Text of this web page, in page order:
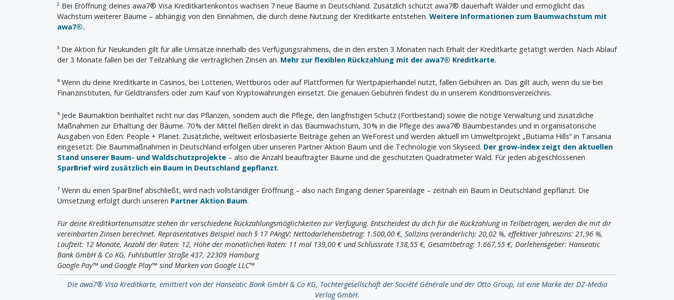
² Bei Eröffnung deines awa7® Visa Kreditkartenkontos wachsen 7 neue Bäume in Deutschland. Zusätzlich schützt awa7® dauerhaft Wälder und ermöglicht das
Wachstum weiterer Bäume – abhängig von den Einnahmen, die durch deine Nutzung der Kreditkarte entstehen. Weitere Informationen zum Baumwachstum mit
awa7®.
³ Die Aktion für Neukunden gilt für alle Umsätze innerhalb des Verfügungsrahmens, die in den ersten 3 Monaten nach Erhalt der Kreditkarte getätigt werden. Nach Ablauf
der 3 Monate fallen bei der Teilzahlung die vertraglichen Zinsen an. Mehr zur flexiblen Rückzahlung mit der awa7® Kreditkarte.
⁴ Wenn du deine Kreditkarte in Casinos, bei Lotterien, Wettbüros oder auf Plattformen für Wertpapierhandel nutzt, fallen Gebühren an. Das gilt auch, wenn du sie bei
Finanzinstituten, für Geldtransfers oder zum Kauf von Kryptowährungen einsetzt. Die genauen Gebühren findest du in unserem Konditionsverzeichnis.
⁵ Jede Baumaktion beinhaltet nicht nur das Pflanzen, sondern auch die Pflege, den langfristigen Schutz (Fortbestand) sowie die nötige Verwaltung und zusätzliche
Maßnahmen zur Erhaltung der Bäume. 70 % der Mittel fließen direkt in das Baumwachstum, 30 % in die Pflege des awa7® Baumbestandes und in organisatorische
Ausgaben von Eden: People + Planet. Zusätzliche, weltweit erlösbasierte Beiträge gehen an WeForest und werden aktuell im Umweltprojekt „Butiama Hills“ in Tansania
eingesetzt. Die Baummaßnahmen in Deutschland erfolgen über unseren Partner Aktion Baum und die Technologie von Skyseed. Der grow-index zeigt den aktuellen
Stand unserer Baum- und Waldschutzprojekte – also die Anzahl beauftragter Bäume und die geschützten Quadratmeter Wald. Für jeden abgeschlossenen
SparBrief wird zusätzlich ein Baum in Deutschland gepflanzt.
⁷ Wenn du einen SparBrief abschließt, wird nach vollständiger Eröffnung – also nach Eingang deiner Spareinlage – zeitnah ein Baum in Deutschland gepflanzt. Die
Umsetzung erfolgt durch unseren Partner Aktion Baum.
Für deine Kreditkartenumsätze stehen dir verschiedene Rückzahlungsmöglichkeiten zur Verfügung. Entscheidest du dich für die Rückzahlung in Teilbeträgen, werden die mit dir
vereinbarten Zinsen berechnet. Repräsentatives Beispiel nach § 17 PAngV: Nettodarlehensbetrag: 1.500,00 €, Sollzins (veränderlich): 20,02 %, effektiver Jahreszins: 21,96 %,
Laufzeit: 12 Monate, Anzahl der Raten: 12, Höhe der monatlichen Raten: 11 mal 139,00 € und Schlussrate 138,55 €, Gesamtbetrag: 1.667,55 €, Darlehensgeber: Hanseatic
Bank GmbH & Co KG, Fuhlsbüttler Straße 437, 22309 Hamburg
Google Pay™ und Google Play™ sind Marken von Google LLC™
Die awa7® Visa Kreditkarte, emittiert von der Hanseatic Bank GmbH & Co KG, Tochtergesellschaft der Société Générale und der Otto Group, ist eine Marke der DZ-Media
Verlag GmbH.